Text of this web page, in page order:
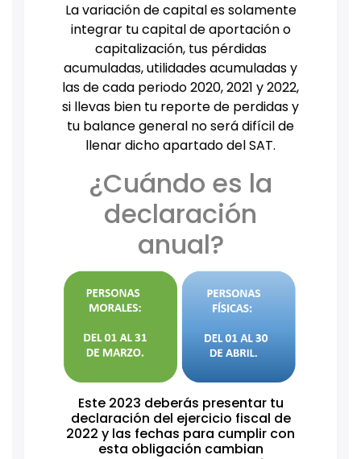
La variación de capital es solamente
integrar tu capital de aportación o
capitalización, tus pérdidas
acumuladas, utilidades acumuladas y
las de cada periodo 2020, 2021 y 2022,
si llevas bien tu reporte de perdidas y
tu balance general no será difícil de
llenar dicho apartado del SAT.
¿Cuándo es la
declaración
anual?
Este 2023 deberás presentar tu
declaración del ejercicio fiscal de
2022 y las fechas para cumplir con
esta obligación cambian